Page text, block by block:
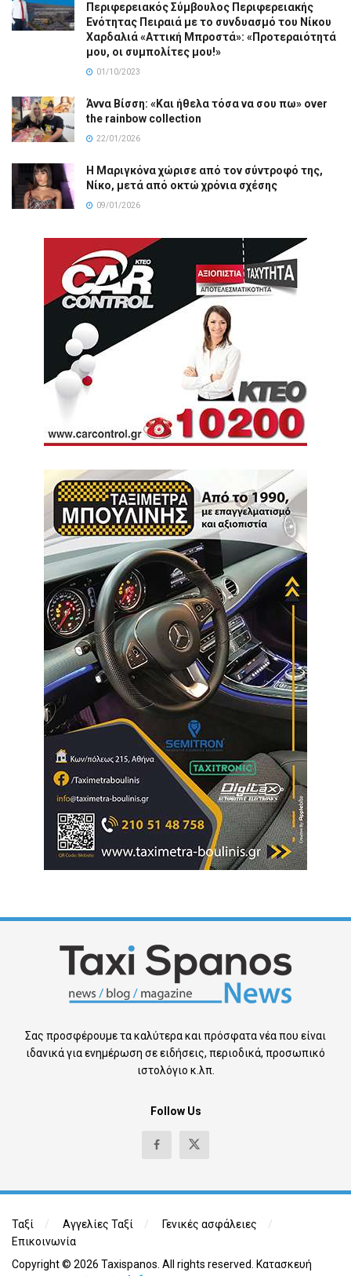
Περιφερειακός Σύμβουλος Περιφερειακής
Ενότητας Πειραιά με το συνδυασμό του Νίκου
Χαρδαλιά «Αττική Μπροστά»: «Προτεραιότητά
μου, οι συμπολίτες μου!»
01/10/2023
Άννα Βίσση: «Και ήθελα τόσα να σου πω» over
the rainbow collection
22/01/2026
Η Μαριγκόνα χώρισε από τον σύντροφό της,
Νίκο, μετά από οκτώ χρόνια σχέσης
09/01/2026
Σας προσφέρουμε τα καλύτερα και πρόσφατα νέα που είναι
ιδανικά για ενημέρωση σε ειδήσεις, περιοδικά, προσωπικό
ιστολόγιο κ.λπ.
Follow Us
Ταξί Αγγελίες Ταξί
Γενικές ασφάλειες
Επικοινωνία
Copyright © 2026 Taxispanos. All rights reserved. Κατασκευή